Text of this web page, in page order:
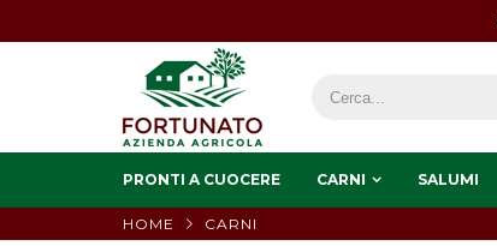
PRONTI A CUOCERE CARNI SALUMI
HOME CARNI